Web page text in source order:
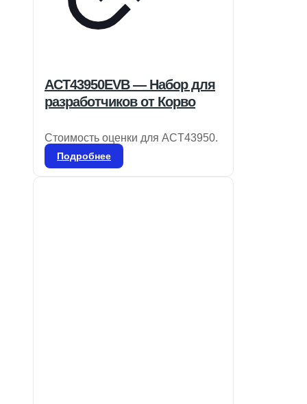
ACT43950EVB — Набор для
разработчиков от Корво
Стоимость оценки для ACT43950.
Подробнее